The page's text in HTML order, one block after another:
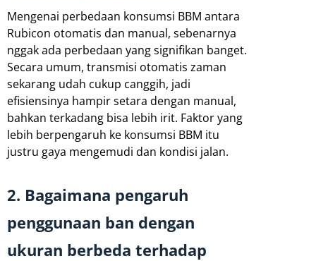
Mengenai perbedaan konsumsi BBM antara
Rubicon otomatis dan manual, sebenarnya
nggak ada perbedaan yang signifikan banget.
Secara umum, transmisi otomatis zaman
sekarang udah cukup canggih, jadi
efisiensinya hampir setara dengan manual,
bahkan terkadang bisa lebih irit. Faktor yang
lebih berpengaruh ke konsumsi BBM itu
justru gaya mengemudi dan kondisi jalan.
2. Bagaimana pengaruh
penggunaan ban dengan
ukuran berbeda terhadap